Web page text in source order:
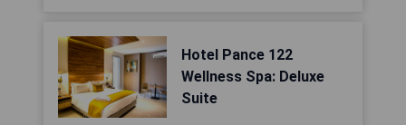
Hotel Pance 122
Wellness Spa: Deluxe
Suite